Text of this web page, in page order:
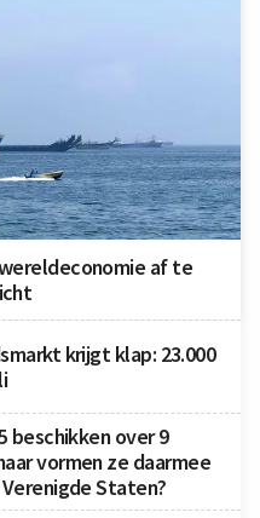
af te
krijgt klap: 23.000
beschikken over 9
vormen ze daarmee
Staten?